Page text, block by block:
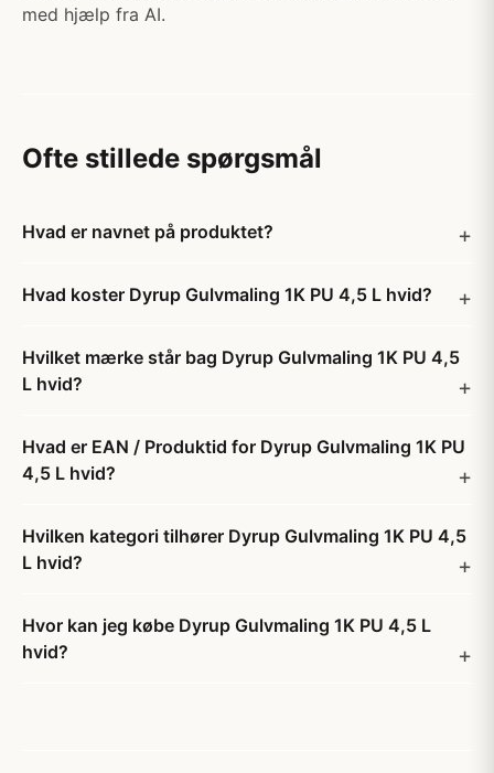
med hjælp fra AI.
Ofte stillede spørgsmål
Hvad er navnet på produktet?
Hvad koster Dyrup Gulvmaling 1K PU 4,5 L hvid?
Hvilket mærke står bag Dyrup Gulvmaling 1K PU 4,5
L hvid?
Hvad er EAN / Produktid for Dyrup Gulvmaling 1K PU
4,5 L hvid?
Hvilken kategori tilhører Dyrup Gulvmaling 1K PU 4,5
L hvid?
Hvor kan jeg købe Dyrup Gulvmaling 1K PU 4,5 L
hvid?